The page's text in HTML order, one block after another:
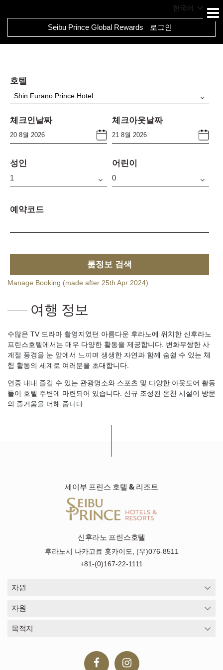
한국어
Seibu Prince Global Rewards 로그인
호텔
Shin Furano Prince Hotel
체크인날짜 체크아웃날짜
성인 어린이
예약코드
룸정보 검색
Manage Booking (made after 25th Apr 2024)
여행 정보
수많은 TV 드라마 촬영지였던 아름다운 후라노에 위치한 신후라노
프린스호텔에서는 매우 다양한 활동을 제공합니다. 변화무쌍한 사
계절 풍경을 눈 앞에서 느끼며 생생한 자연과 함께 숨쉴 수 있는 체
험 활동의 세계로 여러분을 초대합니다.
연중 내내 즐길 수 있는 관광명소와 스포츠 및 다양한 아웃도어 활동
들이 호텔 주변에 마련되어 있습니다. 신규 조성된 온천 시설이 방문
의 즐거움을 더해 줍니다.
세이부 프린스 호텔 & 리조트
신후라노 프린스호텔
후라노시 나카고료 홋카이도, (우)076-8511
+81-(0)167-22-1111
자원
자원
목적지